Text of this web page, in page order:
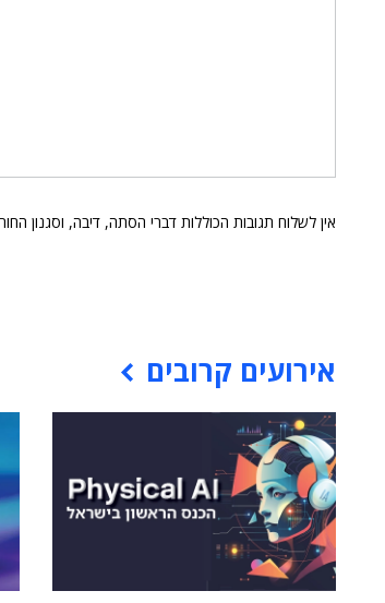
אין לשלוח תגובות הכוללות דברי הסתה, דיבה, וסגנון
אירועים קרובים